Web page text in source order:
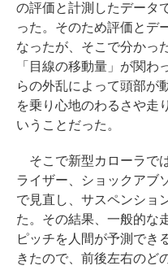
の評価と計測したデータ
った。そのため評価とデ
なったが、そこで分かっ
「目線の移動量」が関
らの外乱によって頭部が
を乗り心地のわるさや走
いうことだった。
そこで新型カローラで
ライザー、ショックアブ
で見直し、サスペンショ
た。その結果、一般的な
ピッチを人間が予測でき
きたので、前後左右のど